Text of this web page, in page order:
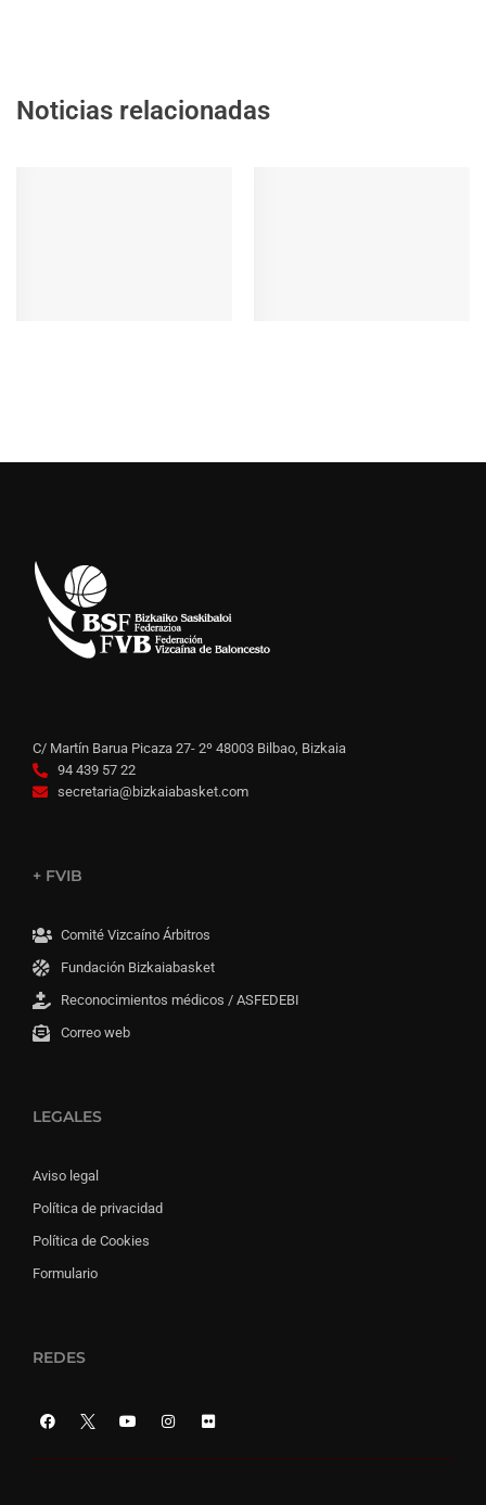
Noticias relacionadas
C/ Martín Barua Picaza 27- 2º 48003 Bilbao, Bizkaia
94 439 57 22
secretaria@bizkaiabasket.com
+ FVIB
Comité Vizcaíno Árbitros
Fundación Bizkaiabasket
Reconocimientos médicos / ASFEDEBI
Correo web
LEGALES
Aviso legal
Política de privacidad
Política de Cookies
Formulario
REDES